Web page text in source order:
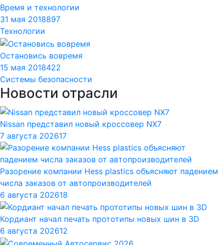
Время и технологии
31 мая 2018897
Технологии
Остановись вовремя
15 мая 2018422
Системы безопасности
Новости отрасли
Nissan представил новый кроссовер NX7
7 августа 202617
Разорение компании Hess plastics объясняют падением
числа заказов от автопроизводителей
6 августа 202618
Кордиант начал печать прототипы новых шин в 3D
6 августа 202612